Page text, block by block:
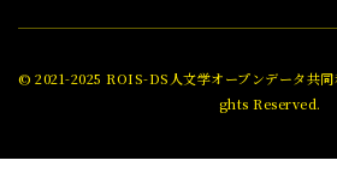
© 2021-2025 ROIS-DS人文学オープンデータ共
ghts Reserved.